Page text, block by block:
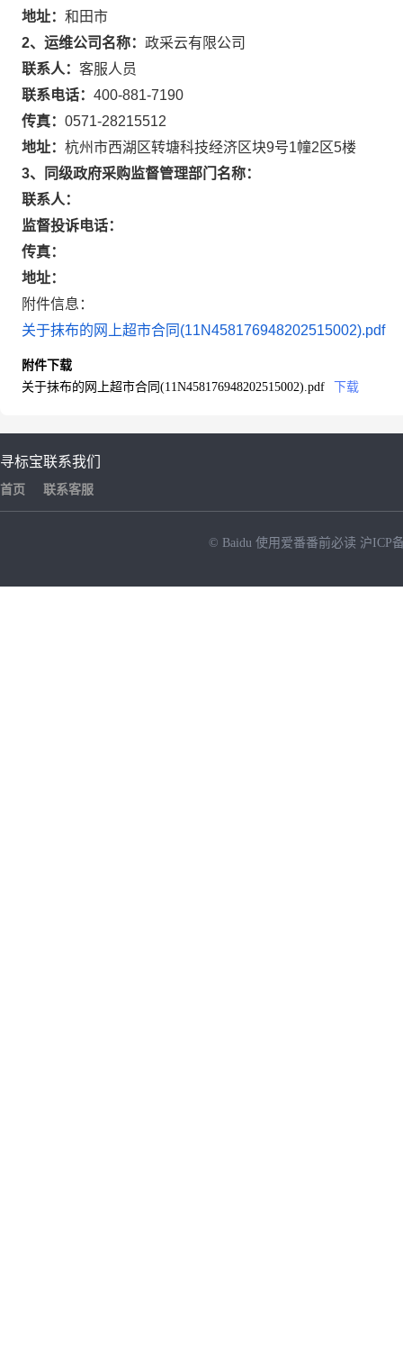
地址： 和田市
2、运维公司名称： 政采云有限公司
联系人： 客服人员
联系电话： 400-881-7190
传真： 0571-28215512
地址： 杭州市西湖区转塘科技经济区块9号1幢2区5楼
3、同级政府采购监督管理部门名称：
联系人：
监督投诉电话：
传真：
地址：
附件信息：
关于抹布的网上超市合同(11N458176948202515002).pdf
附件下载
关于抹布的网上超市合同(11N458176948202515002).pdf
下载
寻标宝
首页
联系我们
联系客服
© Baidu 使用爱番番前必读 沪ICP